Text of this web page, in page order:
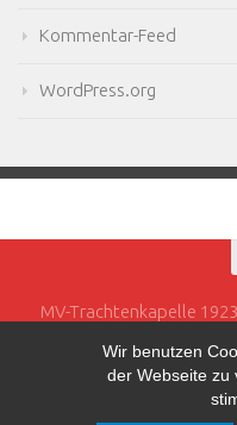
Wir benutzen
der Webseite zu
Kommentar-Feed
WordPress.org
MV-Trachtenkapelle
Powered by -